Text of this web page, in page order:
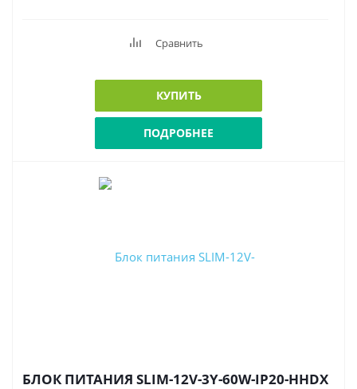
Сравнить
КУПИТЬ
ПОДРОБНЕЕ
БЛОК ПИТАНИЯ SLIM-12V-3Y-60W-IP20-HHDX